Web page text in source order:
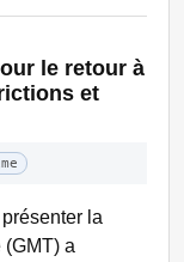
le retour à
et
la
(GMT) a